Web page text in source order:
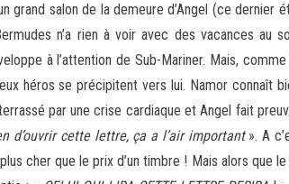
grand salon de la demeure d’Angel (ce dernier
n’a rien à voir avec des vacances au
à l’attention de Sub-Mariner. Mais,
héros se précipitent vers lui. Namor connaît
par une crise cardiaque et Angel fait
d’ouvrir cette lettre, ça a l’air important». A
cher que le prix d’un timbre ! Mais alors que